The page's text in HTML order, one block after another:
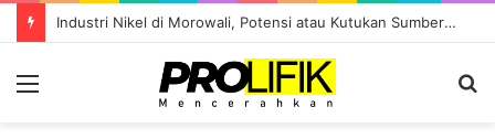
Industri Nikel di Morowali, Potensi atau Kutukan Sumber Daya?
Menu